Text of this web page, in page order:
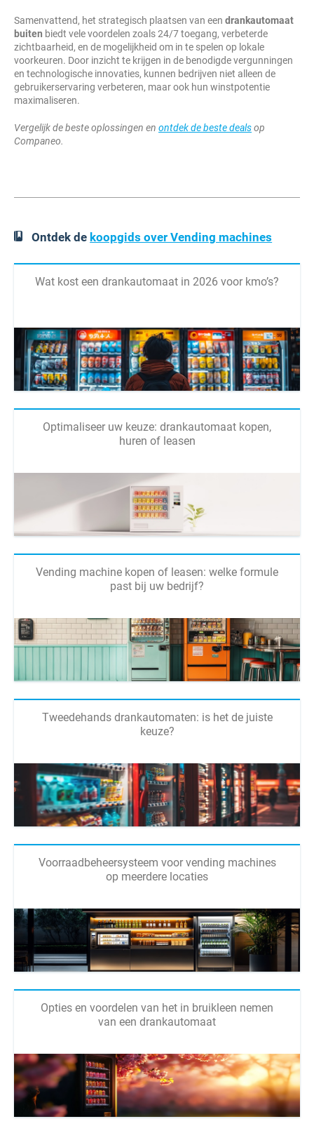
Samenvattend, het strategisch plaatsen van een drankautomaat
buiten biedt vele voordelen zoals 24/7 toegang, verbeterde
zichtbaarheid, en de mogelijkheid om in te spelen op lokale
voorkeuren. Door inzicht te krijgen in de benodigde vergunningen
en technologische innovaties, kunnen bedrijven niet alleen de
gebruikerservaring verbeteren, maar ook hun winstpotentie
maximaliseren.
Vergelijk de beste oplossingen en ontdek de beste dealsop
Companeo.
Ontdek de koopgids over Vending machines
Wat kost een drankautomaat in 2026 voor kmo’s?
Optimaliseer uw keuze: drankautomaat kopen,
huren of leasen
Vending machine kopen of leasen: welke formule
past bij uw bedrijf?
Tweedehands drankautomaten: is het de juiste
keuze?
Voorraadbeheersysteem voor vending machines
op meerdere locaties
Opties en voordelen van het in bruikleen nemen
van een drankautomaat